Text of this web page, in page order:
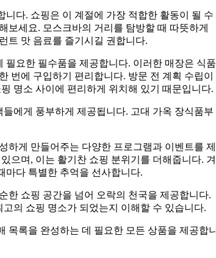
다. 쇼핑은 이 계절에 가장 적합한 활동이 될 수
보세요. 모스크바의 거리를 탐방할 때 따뜻하게
트 맛 음료를 즐기시길 권합니다.
요한 필수품을 제공합니다. 이러한 매장은 식품
번에 구입하기 편리합니다. 방문 전 계획 수립이
명소 사이에 편리하게 위치해 있기 때문입니다.
에게 풍부하게 제공됩니다. 고대 가옥 장식품부
하게 만들어주는 다양한 프로그램과 이벤트를 제
으며, 이는 활기찬 쇼핑 분위기를 더해줍니다. 겨
마다 특별한 추억을 선사합니다.
한 쇼핑 공간을 넘어 오락의 천국을 제공합니다.
의 쇼핑 명소가 되었는지 이해할 수 있습니다.
목록을 완성하는 데 필요한 모든 상품을 제공합니